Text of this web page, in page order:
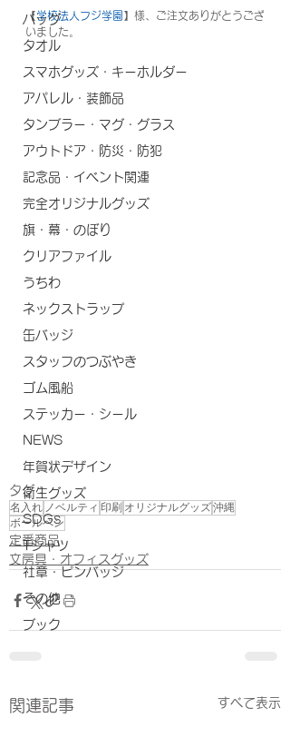
バッグ
タオル
スマホグッズ・キーホルダー
アパレル・装飾品
タンブラー・マグ・グラス
アウトドア・防災・防犯
記念品・イベント関連
完全オリジナルグッズ
旗・幕・のぼり
クリアファイル
うちわ
ネックストラップ
缶バッジ
スタッフのつぶやき
ゴム風船
ステッカー・シール
NEWS
年賀状デザイン
衛生グッズ
SDGs
Tシャツ
社章・ピンバッジ
その他
ブック
【学校法人フジ学園】様、ご注文ありがとうござ
いました。
タグ：
名入れ ノベルティ 印刷 オリジナルグッズ沖縄
ボールペン
定番商品
文房具・オフィスグッズ
関連記事 すべて表示